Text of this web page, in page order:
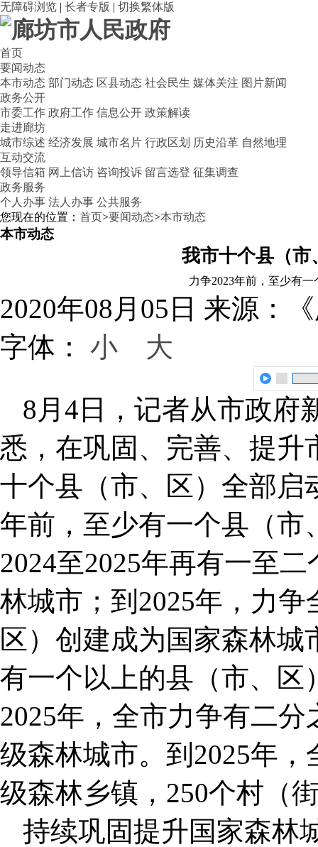
无障碍浏览 | 长者专版 | 切换繁体版
首页
要闻动态
本市动态 部门动态 区县动态 社会民生 媒体关注 图片新闻
政务公开
市委工作 政府工作 信息公开 政策解读
走进廊坊
城市综述 经济发展 城市名片 行政区划 历史沿革 自然地理
互动交流
领导信箱 网上信访 咨询投诉 留言选登 征集调查
政务服务
个人办事 法人办事 公共服务
您现在的位置： 首页>要闻动态>本市动态
本市动态
我市十个县（市
力争2023年前，至少有
2020年08月05日 来源：
字体： 小 大
8月4日，记者从市政府
悉，在巩固、完善、提升
十个县（市、区）全部启
年前，至少有一个县（市
2024至2025年再有一至
林城市；到2025年，力
区）创建成为国家森林
有一个以上的县（市、区
2025年，全市力争有二
级森林城市。到2025年
级森林乡镇，250个村（
持续巩固提升国家森林